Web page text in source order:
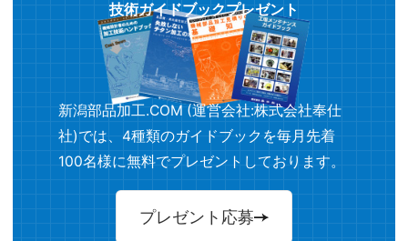
技術ガイドブックプレゼント
新潟部品加工.COM (運営会社:株式会社奉仕
社)では、4種類のガイドブックを毎月先着
100名様に無料でプレゼントしております。
プレゼント応募